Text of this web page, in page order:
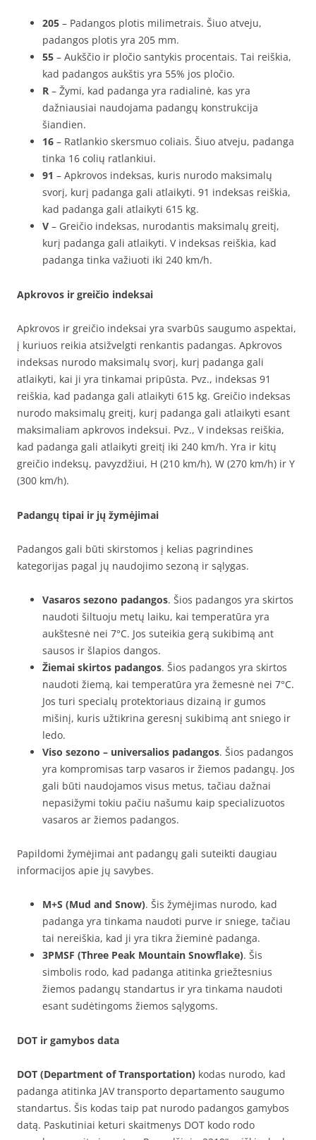
205 – Padangos plotis milimetrais. Šiuo atveju,
padangos plotis yra 205 mm.
55 – Aukščio ir pločio santykis procentais. Tai reiškia,
kad padangos aukštis yra 55% jos pločio.
R – Žymi, kad padanga yra radialinė, kas yra
dažniausiai naudojama padangų konstrukcija
šiandien.
16 – Ratlankio skersmuo coliais. Šiuo atveju, padanga
tinka 16 colių ratlankiui.
91 – Apkrovos indeksas, kuris nurodo maksimalų
svorį, kurį padanga gali atlaikyti. 91 indeksas reiškia,
kad padanga gali atlaikyti 615 kg.
V – Greičio indeksas, nurodantis maksimalų greitį,
kurį padanga gali atlaikyti. V indeksas reiškia, kad
padanga tinka važiuoti iki 240 km/h.
Apkrovos ir greičio indeksai
Apkrovos ir greičio indeksai yra svarbūs saugumo aspektai,
į kuriuos reikia atsižvelgti renkantis padangas. Apkrovos
indeksas nurodo maksimalų svorį, kurį padanga gali
atlaikyti, kai ji yra tinkamai pripūsta. Pvz., indeksas 91
reiškia, kad padanga gali atlaikyti 615 kg. Greičio indeksas
nurodo maksimalų greitį, kurį padanga gali atlaikyti esant
maksimaliam apkrovos indeksui. Pvz., V indeksas reiškia,
kad padanga gali atlaikyti greitį iki 240 km/h. Yra ir kitų
greičio indeksų, pavyzdžiui, H (210 km/h), W (270 km/h) ir Y
(300 km/h).
Padangų tipai ir jų žymėjimai
Padangos gali būti skirstomos į kelias pagrindines
kategorijas pagal jų naudojimo sezoną ir sąlygas.
Vasaros sezono padangos. Šios padangos yra skirtos
naudoti šiltuoju metų laiku, kai temperatūra yra
aukštesnė nei 7°C. Jos suteikia gerą sukibimą ant
sausos ir šlapios dangos.
Žiemai skirtos padangos. Šios padangos yra skirtos
naudoti žiemą, kai temperatūra yra žemesnė nei 7°C.
Jos turi specialų protektoriaus dizainą ir gumos
mišinį, kuris užtikrina geresnį sukibimą ant sniego ir
ledo.
Viso sezono – universalios padangos. Šios padangos
yra kompromisas tarp vasaros ir žiemos padangų. Jos
gali būti naudojamos visus metus, tačiau dažnai
nepasižymi tokiu pačiu našumu kaip specializuotos
vasaros ar žiemos padangos.
Papildomi žymėjimai ant padangų gali suteikti daugiau
informacijos apie jų savybes.
M+S (Mud and Snow). Šis žymėjimas nurodo, kad
padanga yra tinkama naudoti purve ir sniege, tačiau
tai nereiškia, kad ji yra tikra žieminė padanga.
3PMSF (Three Peak Mountain Snowflake). Šis
simbolis rodo, kad padanga atitinka griežtesnius
žiemos padangų standartus ir yra tinkama naudoti
esant sudėtingoms žiemos sąlygoms.
DOT ir gamybos data
DOT (Department of Transportation) kodas nurodo, kad
padanga atitinka JAV transporto departamento saugumo
standartus. Šis kodas taip pat nurodo padangos gamybos
datą. Paskutiniai keturi skaitmenys DOT kodo rodo